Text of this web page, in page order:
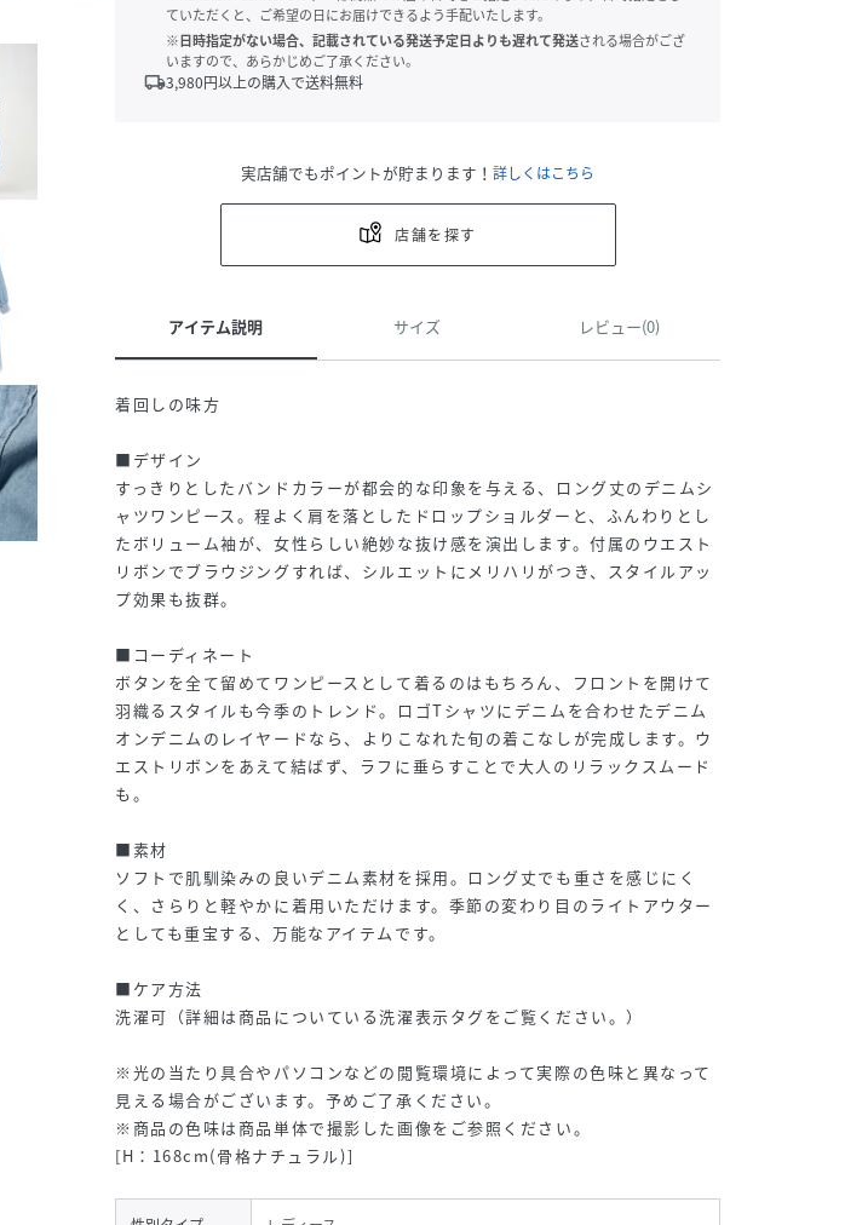
ていただくと、ご希望の日にお届けできるよう手配いたします。
※日時指定がない場合、記載されている発送予定日よりも遅れて発送される場合がござ
いますので、あらかじめご了承ください。
local_shipping3,980円以上の購入で送料無料
実店舗でもポイントが貯まります！ 詳しくはこちら
店舗を探す
アイテム説明 サイズ レビュー(0)
着回しの味方
■デザイン
すっきりとしたバンドカラーが都会的な印象を与える、ロング丈のデニムシ
ャツワンピース。程よく肩を落としたドロップショルダーと、ふんわりとし
たボリューム袖が、女性らしい絶妙な抜け感を演出します。付属のウエスト
リボンでブラウジングすれば、シルエットにメリハリがつき、スタイルアッ
プ効果も抜群。
■コーディネート
ボタンを全て留めてワンピースとして着るのはもちろん、フロントを開けて
羽織るスタイルも今季のトレンド。ロゴTシャツにデニムを合わせたデニム
オンデニムのレイヤードなら、よりこなれた旬の着こなしが完成します。ウ
エストリボンをあえて結ばず、ラフに垂らすことで大人のリラックスムード
も。
■素材
ソフトで肌馴染みの良いデニム素材を採用。ロング丈でも重さを感じにく
く、さらりと軽やかに着用いただけます。季節の変わり目のライトアウター
としても重宝する、万能なアイテムです。
■ケア方法
洗濯可（詳細は商品についている洗濯表示タグをご覧ください。）
※光の当たり具合やパソコンなどの閲覧環境によって実際の色味と異なって
見える場合がございます。予めご了承ください。
※商品の色味は商品単体で撮影した画像をご参照ください。
[H：168cm(骨格ナチュラル)]